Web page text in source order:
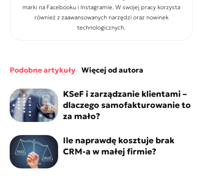
marki na Facebooku i Instagramie. W swojej pracy korzysta
również z zaawansowanych narzędzi oraz nowinek
technologicznych.
podobne artykuły więcej od autora
KSeF i zarządzanie klientami –
dlaczego samofakturowanie to
za mało?
Ile naprawdę kosztuje brak
CRM-a w małej firmie?